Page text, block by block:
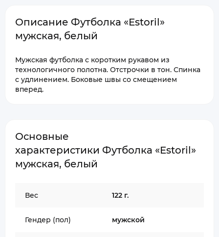
Описание Футболка «Estoril»
мужская, белый
Мужская футболка с коротким рукавом из
технологичного полотна. Отстрочки в тон. Спинка
с удлинением. Боковые швы со смещением
вперед.
Основные
характеристики Футболка «Estoril»
мужская, белый
Вес 122 г.
Гендер (пол) мужской